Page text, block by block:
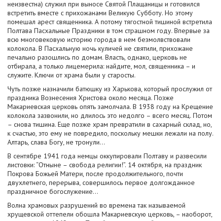
неизвестна) служил при выносе Святой Плащаницы и готовился
встретить вместе с прихожанами Великую Субботу. Но этому
помешал арест священника. А потому тягостной тишиной встретила
Полтава Пасхальные Праздники в том страшном году. Впервые за
всю многовековую историю города в нем безмолвствовали
колокола. В Пасхальную ночь куличей не святили, прихожане
печально разошлись по домам. Власть, однако, церковь не
отбирала, а только лицемерила: найдите, мол, священника – и
служите. Ключи от храма были у старосты.
Чуть позже назначили батюшку из Харькова, который прослужил от
праздника Вознесения Христова около месяца. Позже
Макариевская церковь опять замолчала. В 1938 году на Крещение
колокола зазвонили, но длилось это недолго – всего месяц. Потом
– снова тишина. Еще позже храм превратили в сахарный склад, но,
к счастью, это ему не повредило, поскольку мешки лежали на полу.
Алтарь, слава Богу, не тронули...
В сентябре 1941 года немцы оккупировали Полтаву и развесили
листовки: “Отныне – свобода религии!”. 14 октября, на праздник
Покрова Божьей Матери, после продолжительного, почти
двухлетнего, перерыва, совершилось первое долгожданное
праздничное богослужение...
Волна храмовых разрушений во времена так называемой
хрущевской оттепели обошла Макариевскую церковь, – наоборот,